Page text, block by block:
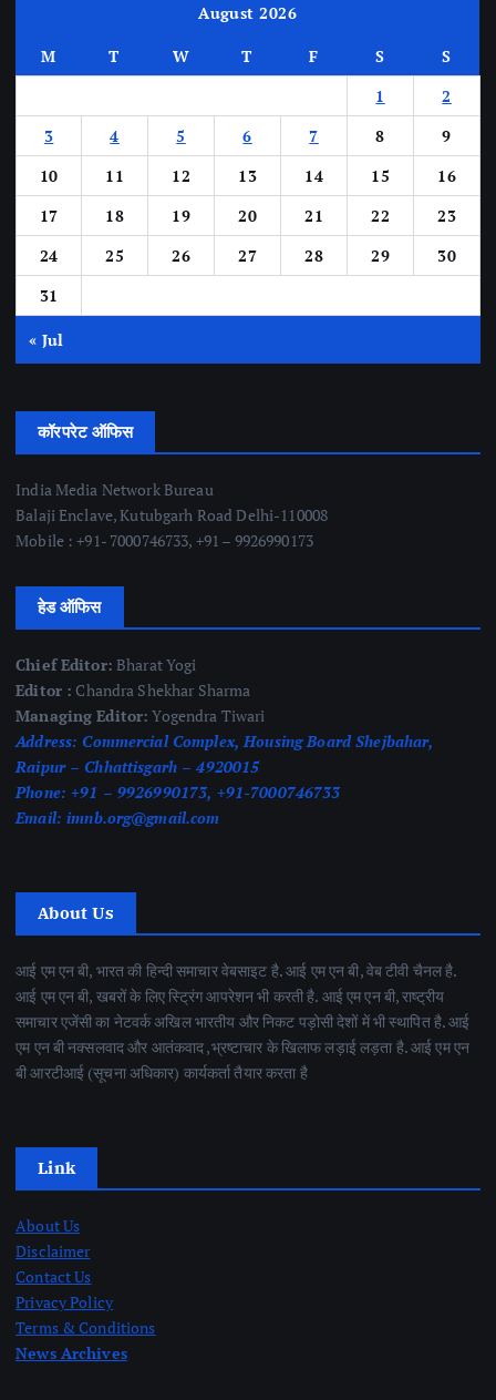
August 2026
M T W T F S
S
1
2
3
4 5 6 7 8
9
10
11 12 13 14 15
16
17
18 19 20 21 22
23
24
25 26 27 28 29
30
31
« Jul
कॉरपरेट ऑफिस
India Media Network Bureau
Balaji Enclave, Kutubgarh Road Delhi-110008
Mobile : +91- 7000746733, +91 – 9926990173
हेड ऑफिस
Chief Editor: Bharat Yogi
Editor : Chandra Shekhar Sharma
Managing Editor: Yogendra Tiwari
Address: Commercial Complex, Housing Board Shejbahar,
Raipur – Chhattisgarh – 4920015
Phone: +91 – 9926990173, +91-7000746733
Email: imnb.org@gmail.com
About Us
आई एम एन बी, भारत की हिन्दी समाचार वेबसाइट है. आई एम एन बी, वेब टीवी चैनल है.
आई एम एन बी, खबरों के लिए स्ट्रिंग आपरेशन भी करती है. आई एम एन बी, राष्ट्रीय
समाचार एजेंसी का नेटवर्क अखिल भारतीय और निकट पड़ोसी देशों में भी स्थापित है. आई
एम एन बी नक्सलवाद और आतंकवाद ,भ्रष्टाचार के खिलाफ लड़ाई लड़ता है. आई एम एन
बी आरटीआई (सूचना अधिकार) कार्यकर्ता तैयार करता है
Link
About Us
Disclaimer
Contact Us
Privacy Policy
Terms & Conditions
News Archives